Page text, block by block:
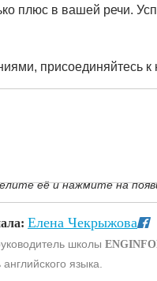
плюс в вашей речи.
присоединяйтесь
её и нажмите на
Елена Чекрыжова
школы
языка.